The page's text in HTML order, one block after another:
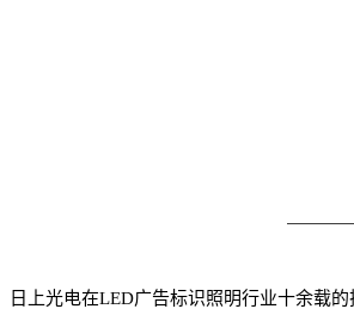
日上光电在LED广告标识照明行业十余载